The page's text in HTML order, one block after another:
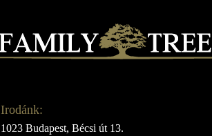
Irodánk:
1023 Budapest, Bécsi út 13.